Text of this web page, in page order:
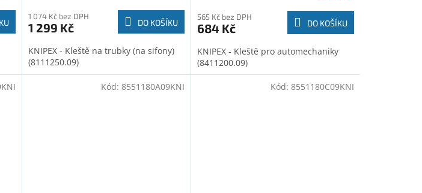
1 074 Kč bez DPH
1 299 Kč DO KOŠÍKU
KNIPEX - Kleště na trubky (na sifony)
(8111250.09)
565 Kč bez DPH
684 Kč DO KOŠÍKU
KNIPEX - Kleště pro automechaniky
(8411200.09)
Kód: 8551180A09KNI Kód: 8551180C09KNI